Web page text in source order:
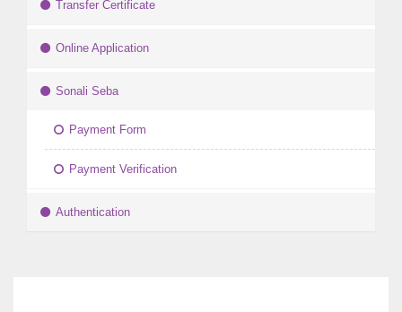
Transfer Certificate
Online Application
Sonali Seba
Payment Form
Payment Verification
Authentication